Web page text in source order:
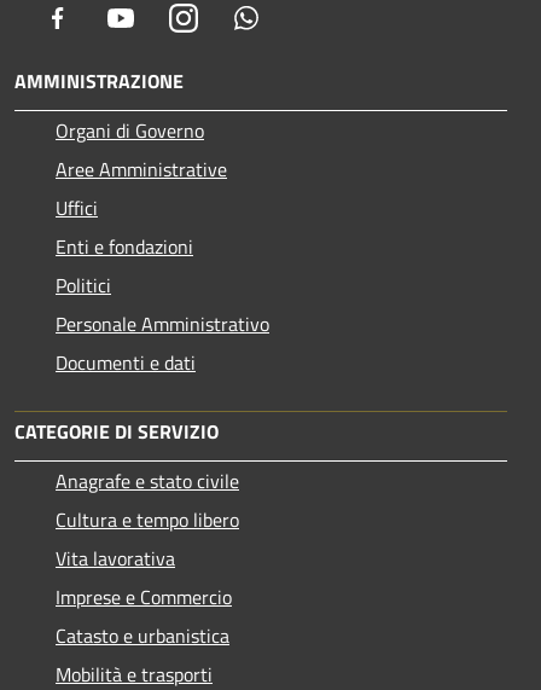
Facebook YoutubeInstagram
AMMINISTRAZIONE
Organi di Governo
Aree Amministrative
Uffici
Enti e fondazioni
Politici
Personale Amministrativo
Documenti e dati
CATEGORIE DI SERVIZIO
Anagrafe e stato civile
Cultura e tempo libero
Vita lavorativa
Imprese e Commercio
Catasto e urbanistica
Mobilità e trasporti